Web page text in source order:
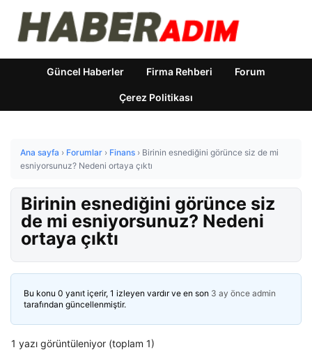
Güncel Haberler Firma Rehberi Forum
Çerez Politikası
Ana sayfa › Forumlar › Finans › Birinin esnediğini görünce siz de mi
esniyorsunuz? Nedeni ortaya çıktı
Birinin esnediğini görünce siz
de mi esniyorsunuz? Nedeni
ortaya çıktı
Bu konu 0 yanıt içerir, 1 izleyen vardır ve en son 3 ay önce admin
tarafından güncellenmiştir.
1 yazı görüntüleniyor (toplam 1)